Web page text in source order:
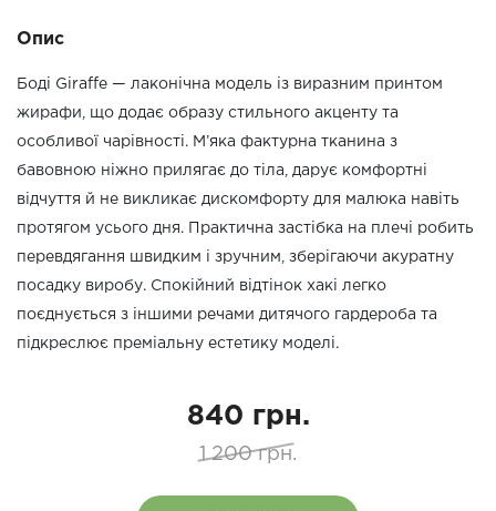
Опис
Боді Giraffe — лаконічна модель із виразним принтом
жирафи, що додає образу стильного акценту та
особливої чарівності. М’яка фактурна тканина з
бавовною ніжно прилягає до тіла, дарує комфортні
відчуття й не викликає дискомфорту для малюка навіть
протягом усього дня. Практична застібка на плечі робить
перевдягання швидким і зручним, зберігаючи акуратну
посадку виробу. Спокійний відтінок хакі легко
поєднується з іншими речами дитячого гардероба та
підкреслює преміальну естетику моделі.
840 грн.
1 200 грн.